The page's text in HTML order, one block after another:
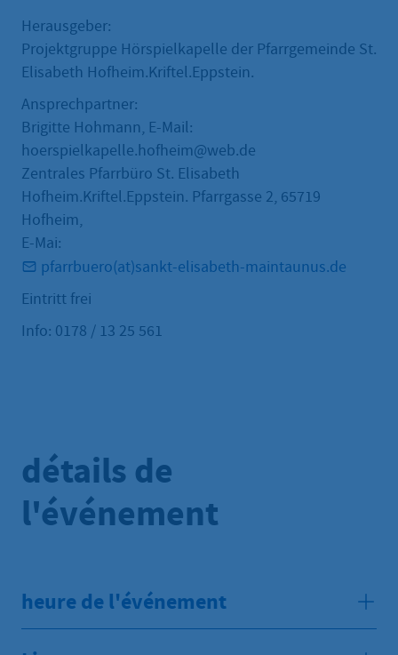
Herausgeber:
Projektgruppe Hörspielkapelle der Pfarrgemeinde St.
Elisabeth Hofheim.Kriftel.Eppstein.
Ansprechpartner:
Brigitte Hohmann, E-Mail:
hoerspielkapelle.hofheim@web.de
Zentrales Pfarrbüro St. Elisabeth
Hofheim.Kriftel.Eppstein. Pfarrgasse 2, 65719
Hofheim,
E-Mai:
pfarrbuero(at)sankt-elisabeth-maintaunus.de
Eintritt frei
Info: 0178 / 13 25 561
détails de
l'événement
heure de l'événement